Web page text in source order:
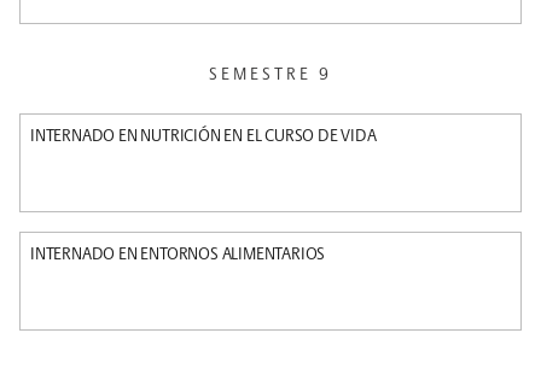
SEMESTRE 9
INTERNADO EN NUTRICIÓN EN EL CURSO DE VIDA
INTERNADO EN ENTORNOS ALIMENTARIOS